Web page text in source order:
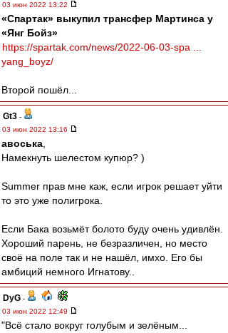
03 июн 2022 13:22
«Спартак» выкупил трансфер Мартинса у
«Янг Бойз»
https://spartak.com/news/2022-06-03-spa ...
yang_boyz/
Второй пошёл...
Gt3 -
03 июн 2022 13:16
авоська
Намекнуть шелестом купюр? )
Summer прав мне каж, если игрок решает уйти
то это уже полигрока.
Если Бака возьмёт болото буду очень удивлён.
Хороший парень, не безразличен, но место
своё на поле так и не нашёл, имхо. Его бы
амбиций немного Игнатову..
DyG -
03 июн 2022 12:49
"Всё стало вокруг голубым и зелёным...